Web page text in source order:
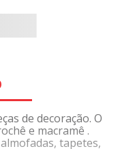
de decoração. O
e macramê .
tapetes,